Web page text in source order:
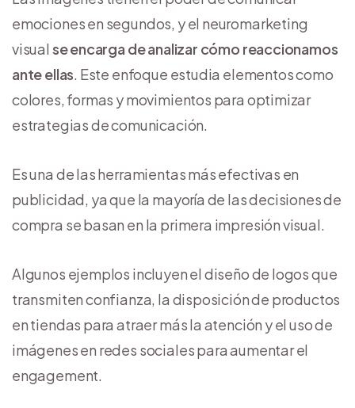
emociones en segundos, y el neuromarketing
visual se encarga de analizar cómo reaccionamos
ante ellas. Este enfoque estudia elementos como
colores, formas y movimientos para optimizar
estrategias de comunicación.
Es una de las herramientas más efectivas en
publicidad, ya que la mayoría de las decisiones de
compra se basan en la primera impresión visual.
Algunos ejemplos incluyen el diseño de logos que
transmiten confianza, la disposición de productos
en tiendas para atraer más la atención y el uso de
imágenes en redes sociales para aumentar el
engagement.